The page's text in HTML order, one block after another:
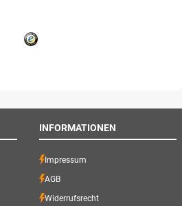
INFORMATIONEN
Impressum
AGB
Widerrufsrecht